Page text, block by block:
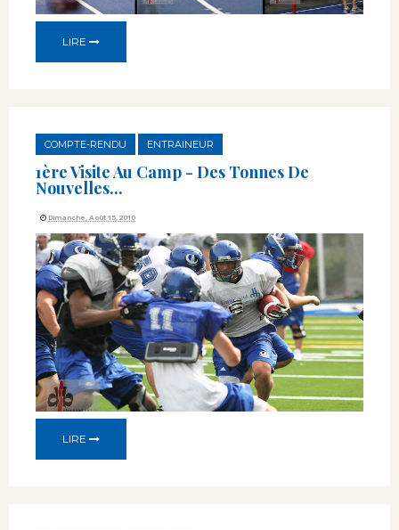
LIRE
COMPTE-RENDU ENTRAINEUR
1ère Visite Au Camp - Des Tonnes De
Nouvelles...
Dimanche, Août 15, 2010
LIRE